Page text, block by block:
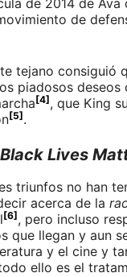
de 2014 de Ava
de
tejano
piadosos
[4], que King
[5].
Black Lives
triunfos no han
acerca de la
[6], pero incluso
que llegan y aun
y el cine y
ello es el